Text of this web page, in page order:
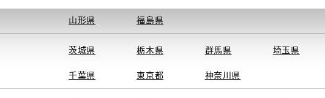
山形県 福島県
茨城県 栃木県 群馬県 埼玉県
千葉県 東京都 神奈川県
何らかの問題が発生しました。
恐れ入りますが、しばらく経ってから再度、お試し下さい。